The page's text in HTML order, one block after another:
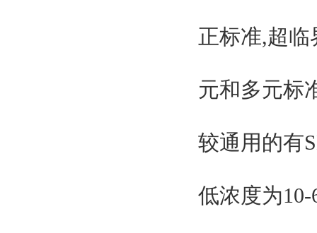
正标准,超
元和多元标
较通用的有
低浓度为